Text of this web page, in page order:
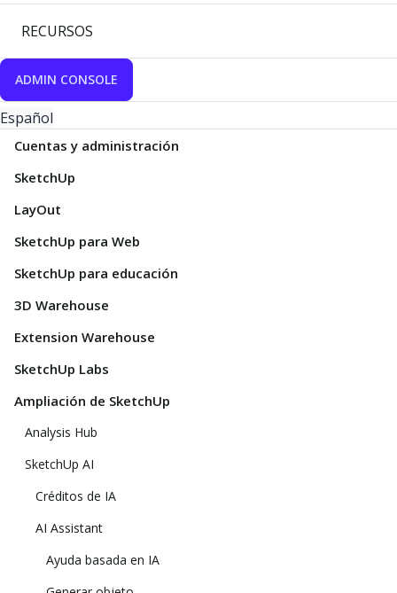
RECURSOS
ADMIN CONSOLE
Español
Cuentas y administración
SketchUp
LayOut
SketchUp para Web
SketchUp para educación
3D Warehouse
Extension Warehouse
SketchUp Labs
Ampliación de SketchUp
Analysis Hub
SketchUp AI
Créditos de IA
AI Assistant
Ayuda basada en IA